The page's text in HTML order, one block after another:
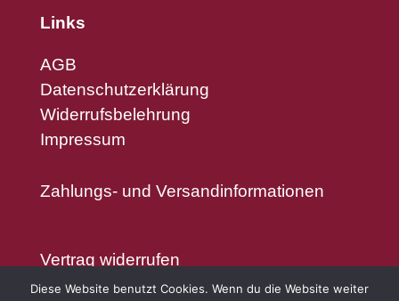
Links
AGB
Datenschutzerklärung
Widerrufsbelehrung
Impressum
Zahlungs- und Versandinformationen
Vertrag widerrufen
Diese Website benutzt Cookies. Wenn du die Website weiter